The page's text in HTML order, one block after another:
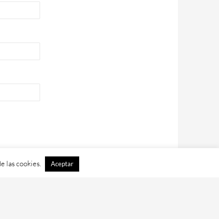
las cookies. Aceptar